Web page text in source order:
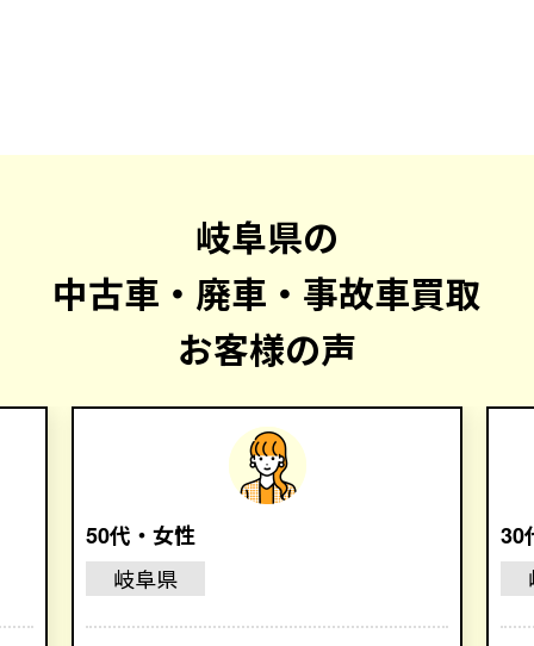
岐阜県の
中古車・廃車・事故車買取
お客様の声
50代・女性
岐阜県
30